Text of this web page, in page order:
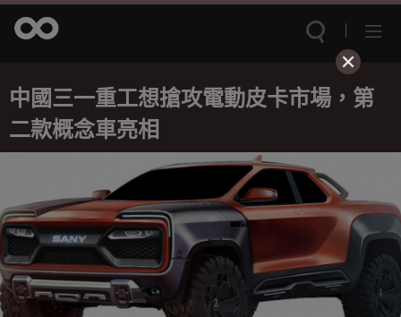
中國三一重工想搶攻電動皮卡市場，第
二款概念車亮相